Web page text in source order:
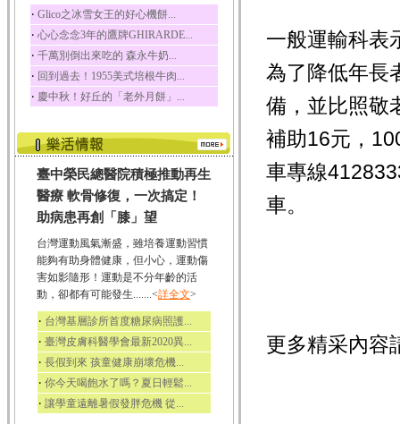
五味子
五味子性質溫熱所含營
養成分有揮發油、檸...
草魚
草魚含有維生素A、維生
素C、及豐富的蛋白...
‧ Glico之冰雪女王的好心機餅...
‧ 心心念念3年的鷹牌GHIRARDE...
‧ 千萬別倒出來吃的 森永牛奶...
‧ 回到過去！1955美式培根牛肉...
‧ 慶中秋！好丘的「老外月餅」...
臺中榮民總醫院積極推動再生
醫療 軟骨修復，一次搞定！
助病患再創「膝」望
台灣運動風氣漸盛，雖培養運動習慣
能夠有助身體健康，但小心，運動傷
害如影隨形！運動是不分年齡的活
動，卻都有可能發生.......<詳全文>
‧ 台灣基層診所首度糖尿病照護...
‧ 臺灣皮膚科醫學會最新2020異...
‧ 長假到來 孩童健康崩壞危機...
‧ 你今天喝飽水了嗎？夏日輕鬆...
‧ 讓學童遠離暑假發胖危機 從...
一般運輸科表
為了降低年長
備，並比照敬
補助16元，
車專線
車。
更多精采內容